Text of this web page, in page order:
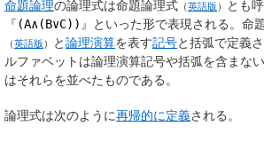
命題論理の論理式は命題論理式 （英語版 ） とも
『 (A∧(B∨C)) 』といった形で表現される。命
（英語版 ） と論理演算を表す記号と括弧で定義
ルファベットは論理演算記号や括弧を含まな
はそれらを並べたものである。
論理式は次のように再帰的に定義される。